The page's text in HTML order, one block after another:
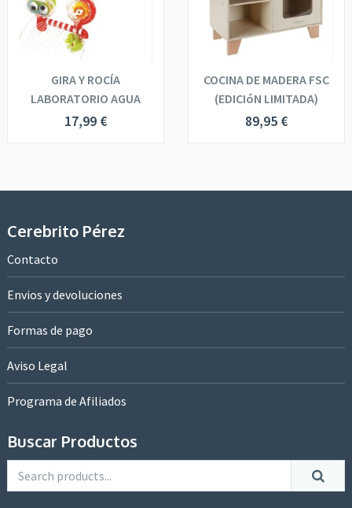
GIRA Y ROCÍA
LABORATORIO AGUA
17,99 €
COCINA DE MADERA FSC
(EDICIóN LIMITADA)
89,95 €
Cerebrito Pérez
Contacto
Envios y devoluciones
Formas de pago
Aviso Legal
Programa de Afiliados
Buscar Productos